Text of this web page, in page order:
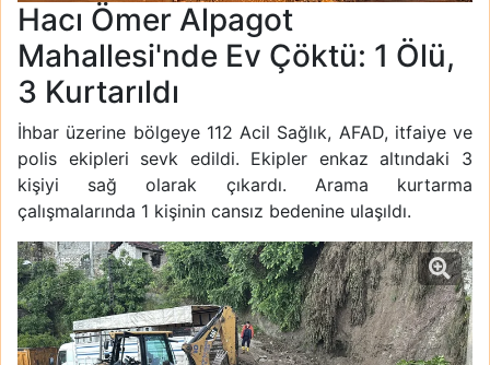
Hacı Ömer Alpagot
Mahallesi'nde Ev Çöktü: 1 Ölü,
3 Kurtarıldı
İhbar üzerine bölgeye 112 Acil Sağlık, AFAD, itfaiye ve
polis ekipleri sevk edildi. Ekipler enkaz altındaki 3
kişiyi sağ olarak çıkardı. Arama kurtarma
çalışmalarında 1 kişinin cansız bedenine ulaşıldı.